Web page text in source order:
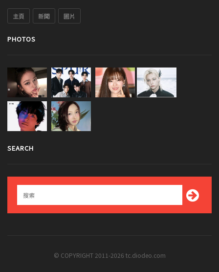
主頁 新聞 圖片
PHOTOS
SEARCH
© COPYRIGHT 2011-2026 tc.diodeo.com